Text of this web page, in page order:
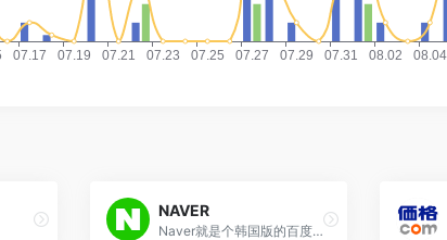
NAVER
Naver就是个韩国版的百度+淘宝，搜索引擎在韩国的市场占有率超过75%，甩了google好几条街。电商部分，有naver shopping的功能，做过google shopping的人应该就很好理解，如果不理解的话，就当做是个韩国版的淘宝平台。